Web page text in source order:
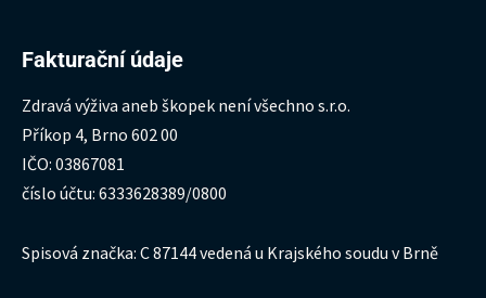
Fakturační údaje
Zdravá výživa aneb škopek není všechno s.r.o.
Příkop 4, Brno 602 00
IČO: 03867081
číslo účtu: 6333628389/0800
Spisová značka: C 87144 vedená u Krajského soudu v Brně